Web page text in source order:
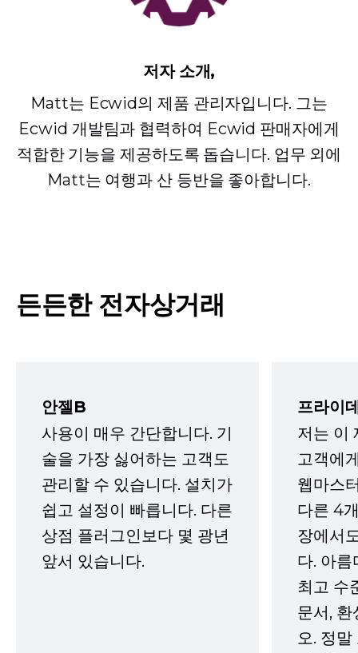
저자 소개,
Matt는 Ecwid의 제품 관리자입니다. 그는
Ecwid 개발팀과 협력하여 Ecwid 판매자에게
적합한 기능을 제공하도록 돕습니다. 업무 외에
Matt는 여행과 산 등반을 좋아합니다.
든든한 전자상거래
안젤B
사용이 매우 간단합니다. 기
술을 가장 싫어하는 고객도
관리할 수 있습니다. 설치가
쉽고 설정이 빠릅니다. 다른
상점 플러그인보다 몇 광년
앞서 있습니다.
프라이
저는 이
고객에
웹마스
다른 4
장에서
다. 아름
최고 수
문서,
오. 정